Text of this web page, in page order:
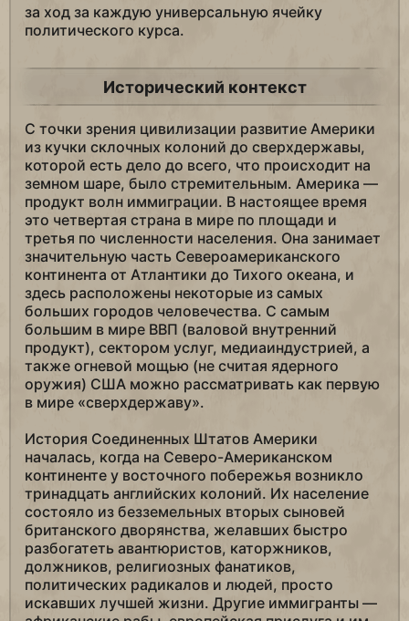
за ход за каждую универсальную ячейку
политического курса.
Исторический контекст
С точки зрения цивилизации развитие Америки
из кучки склочных колоний до сверхдержавы,
которой есть дело до всего, что происходит на
земном шаре, было стремительным. Америка —
продукт волн иммиграции. В настоящее время
это четвертая страна в мире по площади и
третья по численности населения. Она занимает
значительную часть Североамериканского
континента от Атлантики до Тихого океана, и
здесь расположены некоторые из самых
больших городов человечества. С самым
большим в мире ВВП (валовой внутренний
продукт), сектором услуг, медиаиндустрией, а
также огневой мощью (не считая ядерного
оружия) США можно рассматривать как первую
в мире «сверхдержаву».
История Соединенных Штатов Америки
началась, когда на Северо-Американском
континенте у восточного побережья возникло
тринадцать английских колоний. Их население
состояло из безземельных вторых сыновей
британского дворянства, желавших быстро
разбогатеть авантюристов, каторжников,
должников, религиозных фанатиков,
политических радикалов и людей, просто
искавших лучшей жизни. Другие иммигранты —